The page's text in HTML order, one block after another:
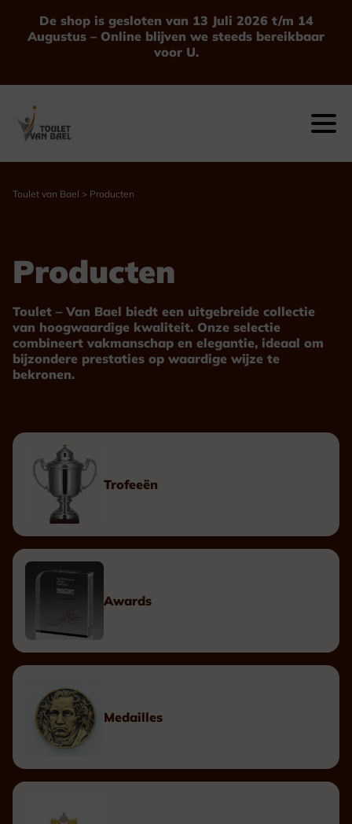
De shop is gesloten van 13 Juli 2026 t/m 14
Augustus – Online blijven we steeds bereikbaar
voor U.
Toulet van Bael > Producten
Producten
Toulet – Van Bael biedt een uitgebreide collectie
van hoogwaardige kwaliteit. Onze selectie
combineert vakmanschap en elegantie, ideaal om
bijzondere prestaties op waardige wijze te
bekronen.
Trofeeën
Awards
Medailles